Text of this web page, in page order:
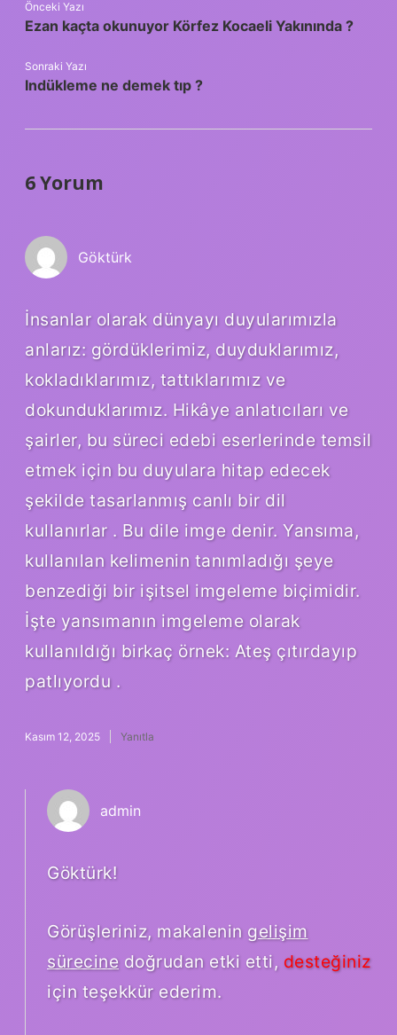
Önceki Yazı
Ezan kaçta okunuyor Körfez Kocaeli Yakınında ?
Sonraki Yazı
Indükleme ne demek tıp ?
6 Yorum
Göktürk
İnsanlar olarak dünyayı duyularımızla
anlarız: gördüklerimiz, duyduklarımız,
kokladıklarımız, tattıklarımız ve
dokunduklarımız. Hikâye anlatıcıları ve
şairler, bu süreci edebi eserlerinde temsil
etmek için bu duyulara hitap edecek
şekilde tasarlanmış canlı bir dil
kullanırlar . Bu dile imge denir. Yansıma,
kullanılan kelimenin tanımladığı şeye
benzediği bir işitsel imgeleme biçimidir.
İşte yansımanın imgeleme olarak
kullanıldığı birkaç örnek: Ateş çıtırdayıp
patlıyordu .
Kasım 12, 2025 Yanıtla
admin
Göktürk!
Görüşleriniz, makalenin gelişim
sürecine doğrudan etki etti, desteğiniz
için teşekkür ederim.